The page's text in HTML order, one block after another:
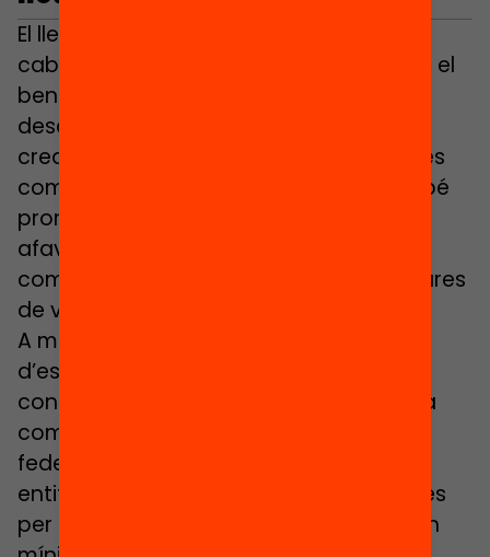
El lleure educatiu d’estiu juga un paper
cabdal en el reforç dels aprenentatges, el
benestar físic i emocional i el
desenvolupament de l’autonomia, la
creativitat i la socialització, entre d’altres
competències personals i socials. També
promou vincles entre infants diversos i
afavoreix que els infants i adolescents
comparteixin entorns de bon tracte i lliures
de violències.
A més a més, participar en activitats
d’estiu facilita la conciliació familiar i
contribueix a la cohesió social i a la vida
comunitària. Per aquestes raons, les
federacions, col·legis professionals i
entitats fan una crida accions concretes
per perquè a Catalunya es garanteixi un